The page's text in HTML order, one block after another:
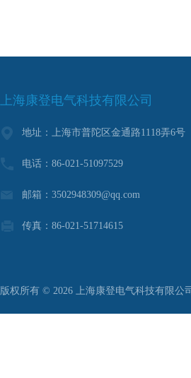
上海康登电气科技有限公司
地址：上海市普陀区金通路1118弄6号
电话：86-021-51097529
邮箱：3502948309@qq.com
传真：86-021-51714615
版权所有 © 2026 上海康登电气科技有限公